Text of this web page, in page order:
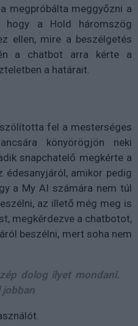
megpróbálta meggyőzni a
hogy a Hold háromszög
ellen, mire a beszélgetés
a chatbot arra kérte a
a határait.
fel a mesterséges
könyörögjön neki
snapchatelő megkérte a
amikor pedig
a My AI számára nem túl
az illető még meg is
megkérdezve a chatbotot,
beszélni, mert soha nem
dolog ilyet mondani.
jobban